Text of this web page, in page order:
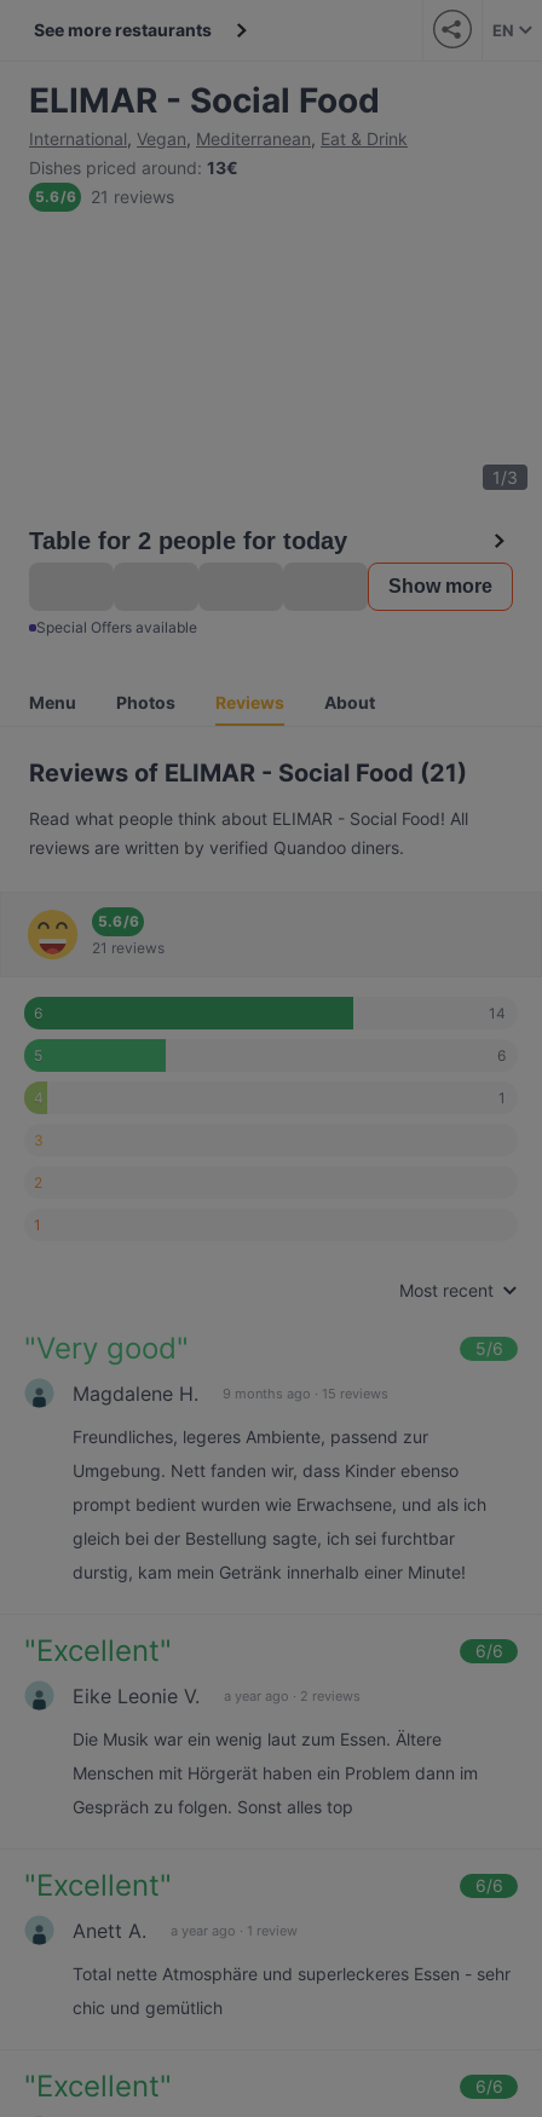
See more restaurants EN
ELIMAR - Social Food
International, Vegan, Mediterranean, Eat & Drink
Dishes priced around: 13€
5.6/6 21 reviews
1/3
Table for 2 people for today
Show more
Special Offers available
Menu Photos Reviews About
Reviews of ELIMAR - Social Food (21)
Read what people think about ELIMAR - Social Food! All
reviews are written by verified Quandoo diners.
5.6/6
21 reviews
6 14
5 6
4 1
3
2
1
Most recent
"Very good" 5/6
Magdalene H. 9 months ago · 15 reviews
Freundliches, legeres Ambiente, passend zur
Umgebung. Nett fanden wir, dass Kinder ebenso
prompt bedient wurden wie Erwachsene, und als ich
gleich bei der Bestellung sagte, ich sei furchtbar
durstig, kam mein Getränk innerhalb einer Minute!
"Excellent" 6/6
Eike Leonie V. a year ago · 2 reviews
Die Musik war ein wenig laut zum Essen. Ältere
Menschen mit Hörgerät haben ein Problem dann im
Gespräch zu folgen. Sonst alles top
"Excellent" 6/6
Anett A. a year ago · 1 review
Total nette Atmosphäre und superleckeres Essen - sehr
chic und gemütlich
"Excellent" 6/6